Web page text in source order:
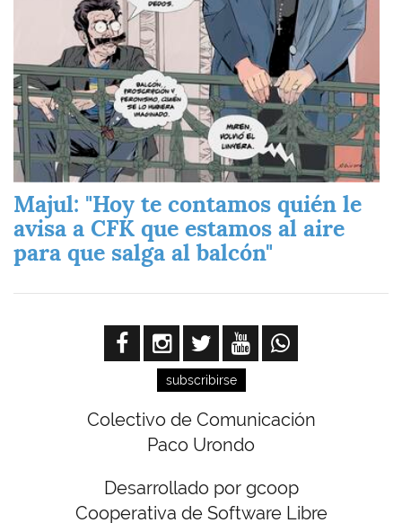
Majul: "Hoy te contamos quién le
avisa a CFK que estamos al aire
para que salga al balcón"
subscribirse
Colectivo de Comunicación
Paco Urondo
Desarrollado por gcoop
Cooperativa de Software Libre